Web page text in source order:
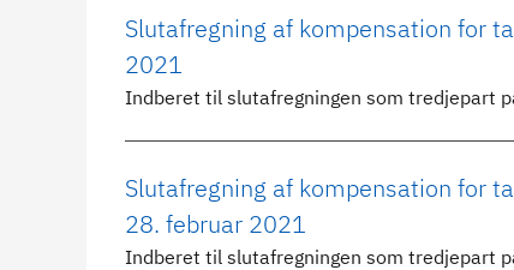
Slutafregning af kompensation for
2021
Indberet til slutafregningen som tredjepart
Slutafregning af kompensation for
28. februar 2021
Indberet til slutafregningen som tredjepart